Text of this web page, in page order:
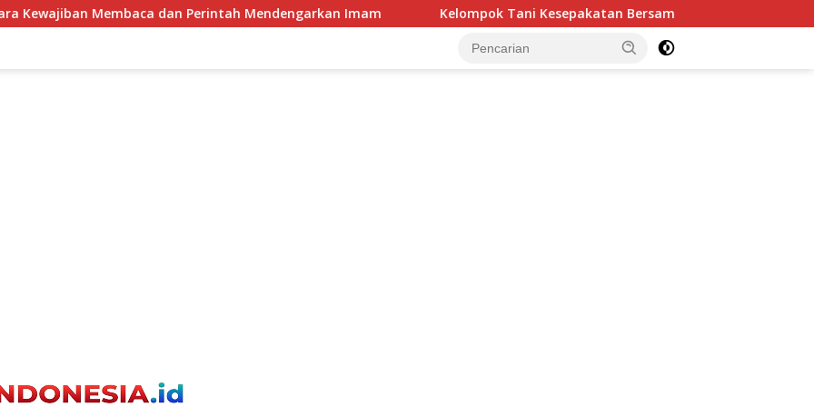
Mendengarkan Imam Kelompok Tani Kesepakatan Bersama Tegaskan Penugasan Pengelolaan Lahan Eks